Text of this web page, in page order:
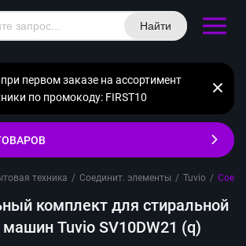
Найти
первом заказе на ассортимент
по промокоду: FIRST10
техника / Соединит. элементы / Tuvio /
комплект для стиральной
Tuvio SV10DW21 (q)